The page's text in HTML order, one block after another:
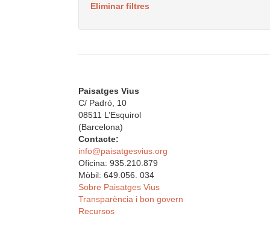
Eliminar filtres
Paisatges Vius
C/ Padró, 10
08511 L’Esquirol
(Barcelona)
Contacte:
info@paisatgesvius.org
Oficina: 935.210.879
Mòbil: 649.056. 034
Sobre Paisatges Vius
Transparència i bon govern
Recursos